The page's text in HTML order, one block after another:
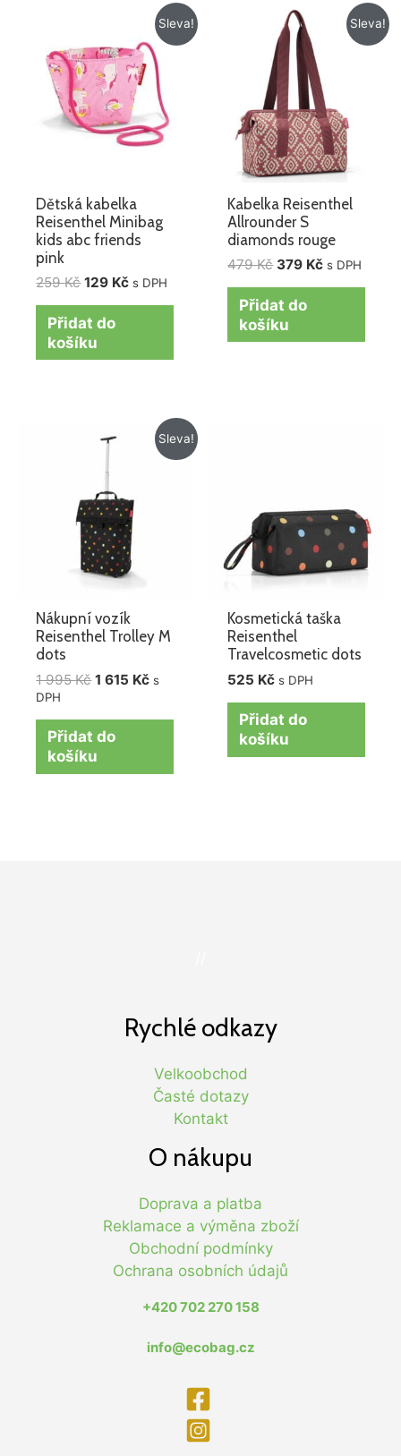
Sleva!
Dětská kabelka
Reisenthel Minibag
kids abc friends
pink
259Kč
byla:
259 Kč.
129 Kč
Aktuální
cena
je:
129 Kč.
s DPH
Přidat do
košíku
Sleva!
Kabelka Reisenthel
Allrounder S
diamonds rouge
479Kč
Původní
cena
byla:
479 Kč.
379 Kč
Aktuální
cena
s DPH
Přidat do
košíku
Sleva!
Nákupní vozík
Reisenthel Trolley M
dots
1 995Kč
cena
995 Kč.
1 615 Kč
Aktuální
cena
s
DPH
Přidat do
košíku
Kosmetická taška
Reisenthel
Travelcosmetic dots
525 Kč s DPH
Přidat do
košíku
Rychlé odkazy
Velkoobchod
Časté dotazy
Kontakt
O nákupu
Doprava a platba
Reklamace a výměna zboží
Obchodní podmínky
Ochrana osobních údajů
+420 702 270 158
info@ecobag.cz